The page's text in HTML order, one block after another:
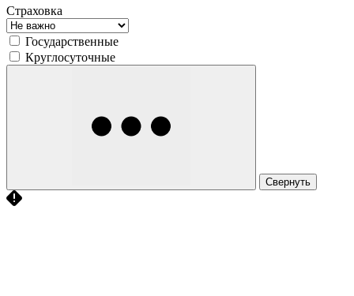
Страховка
Государственные
Круглосуточные
Свернуть